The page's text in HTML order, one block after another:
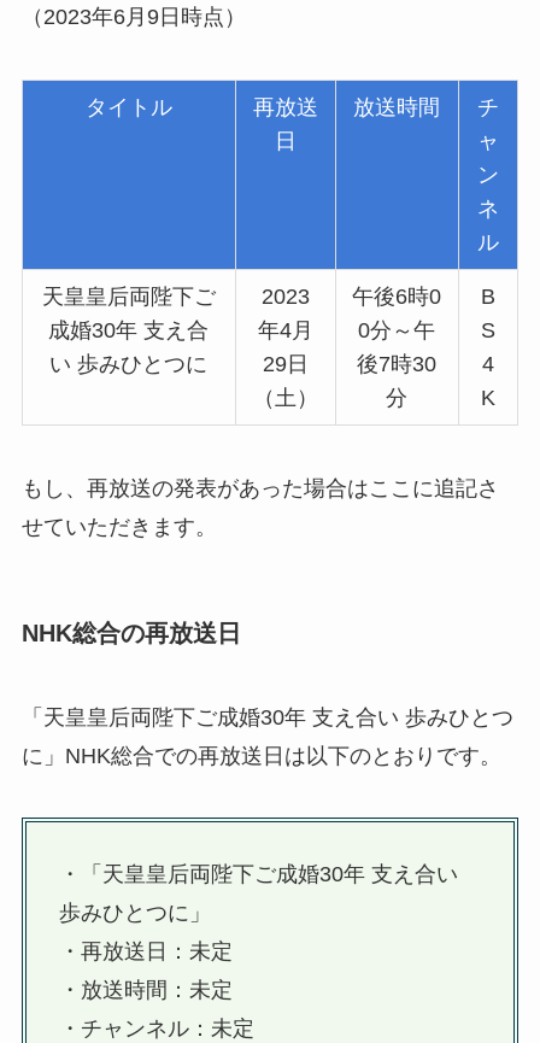
（2023年6月9日時点）
タイトル
再放送
日
放送時間
チ
ャ
ン
ネ
ル
天皇皇后両陛下ご
成婚30年 支え合
い 歩みひとつに
2023
年4月
29日
（土）
午後6時0
0分～午
後7時30
分
B
S
4
K
もし、再放送の発表があった場合はここに追記さ
せていただきます。
NHK総合の再放送日
「天皇皇后両陛下ご成婚30年 支え合い 歩みひとつ
に」NHK総合での再放送日は以下のとおりです。
・「天皇皇后両陛下ご成婚30年 支え合い
歩みひとつに」
・再放送日：未定
・放送時間：未定
・チャンネル：未定